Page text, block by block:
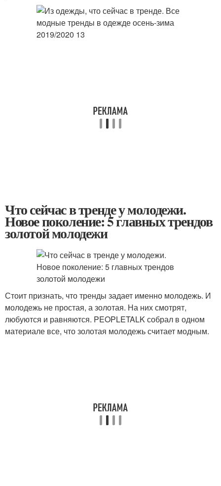
Что сейчас в тренде у молодежи.
Новое поколение: 5 главных трендов
золотой молодежи
Стоит признать, что тренды задает именно молодежь. И
молодежь не простая, а золотая. На них смотрят,
любуются и равняются. PEOPLETALK собрал в одном
материале все, что золотая молодежь считает модным.